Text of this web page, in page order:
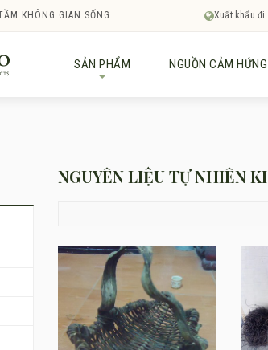
KHÔNG GIAN SỐNG Xuất khẩu đi
SẢN PHẨM NGUỒN CẢM HỨNG
NGUYÊN LIỆU TỰ NHIÊN